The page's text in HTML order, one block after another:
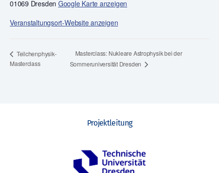
01069 Dresden Google Karte anzeigen
Veranstaltungsort-Website anzeigen
Teilchenphysik-
Masterclass
Masterclass: Nukleare Astrophysik bei der
Sommeruniversität Dresden
Projektleitung